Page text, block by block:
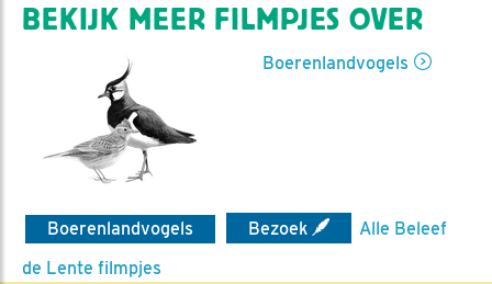
BEKIJK MEER FILMPJES OVER
Boerenlandvogels
Boerenlandvogels Bezoek
Alle Beleef
de Lente filmpjes